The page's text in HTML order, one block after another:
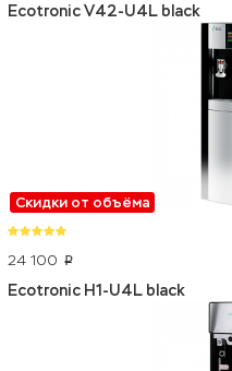
Ecotronic V42-U4L black
Скидки от объёма
24 100 p
Ecotronic H1-U4L black